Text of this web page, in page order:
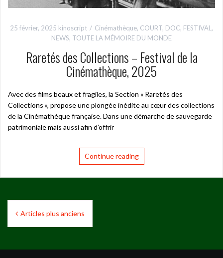
25 février, 2025 kinoscript Cinémathèque, COURT, DOC, FESTIVAL ,
NEWS, TOUTE LA MÉMOIRE DU MONDE
Raretés des Collections – Festival de la
Cinémathèque, 2025
Avec des films beaux et fragiles, la Section « Raretés des
Collections », propose une plongée inédite au cœur des collections
de la Cinémathèque française. Dans une démarche de sauvegarde
patrimoniale mais aussi afin d’offrir
Continue reading
Navigation
desArticles plus anciens